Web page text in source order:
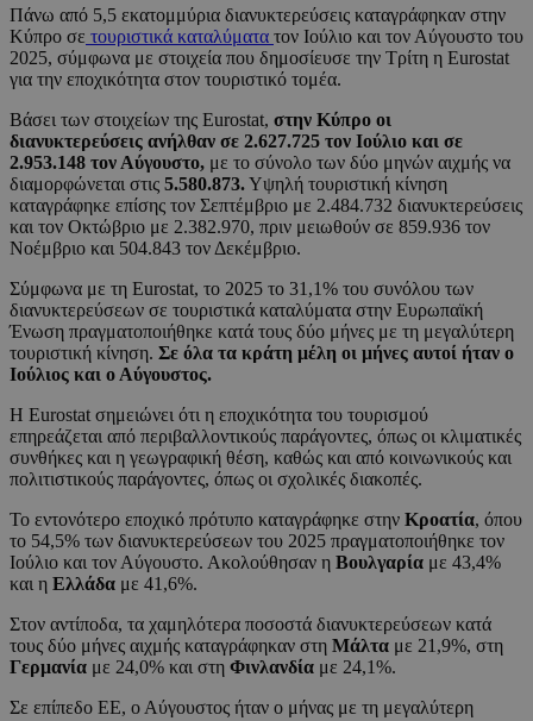
Πάνω από 5,5 εκατομμύρια διανυκτερεύσεις καταγράφηκαν στην
Κύπρο σε τουριστικά καταλύματα τον Ιούλιο και τον Αύγουστο του
2025, σύμφωνα με στοιχεία που δημοσίευσε την Τρίτη η Eurostat
για την εποχικότητα στον τουριστικό τομέα.
Βάσει των στοιχείων της Eurostat, στην Κύπρο οι
διανυκτερεύσεις ανήλθαν σε 2.627.725 τον Ιούλιο και σε
2.953.148 τον Αύγουστο, με το σύνολο των δύο μηνών αιχμής να
διαμορφώνεται στις 5.580.873.Υψηλή τουριστική κίνηση
καταγράφηκε επίσης τον Σεπτέμβριο με 2.484.732 διανυκτερεύσεις
και τον Οκτώβριο με 2.382.970, πριν μειωθούν σε 859.936 τον
Νοέμβριο και 504.843 τον Δεκέμβριο.
Σύμφωνα με τη Eurostat, το 2025 το 31,1% του συνόλου των
διανυκτερεύσεων σε τουριστικά καταλύματα στην Ευρωπαϊκή
Ένωση πραγματοποιήθηκε κατά τους δύο μήνες με τη μεγαλύτερη
τουριστική κίνηση. Σε όλα τα κράτη μέλη οι μήνες αυτοί ήταν ο
Ιούλιος και ο Αύγουστος.
Η Eurostat σημειώνει ότι η εποχικότητα του τουρισμού
επηρεάζεται από περιβαλλοντικούς παράγοντες, όπως οι κλιματικές
συνθήκες και η γεωγραφική θέση, καθώς και από κοινωνικούς και
πολιτιστικούς παράγοντες, όπως οι σχολικές διακοπές.
Το εντονότερο εποχικό πρότυπο καταγράφηκε στην Κροατία, όπου
το 54,5% των διανυκτερεύσεων του 2025 πραγματοποιήθηκε τον
Ιούλιο και τον Αύγουστο. Ακολούθησαν η Βουλγαρία με 43,4%
και η Ελλάδα με 41,6%.
Στον αντίποδα, τα χαμηλότερα ποσοστά διανυκτερεύσεων κατά
τους δύο μήνες αιχμής καταγράφηκαν στη Μάλτα με 21,9%, στη
Γερμανία με 24,0% και στη Φινλανδία με 24,1%.
Σε επίπεδο ΕΕ, ο Αύγουστος ήταν ο μήνας με τη μεγαλύτερη